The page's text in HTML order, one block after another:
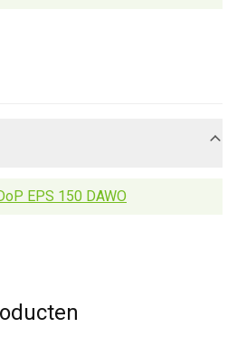
EPS 150 DAWO